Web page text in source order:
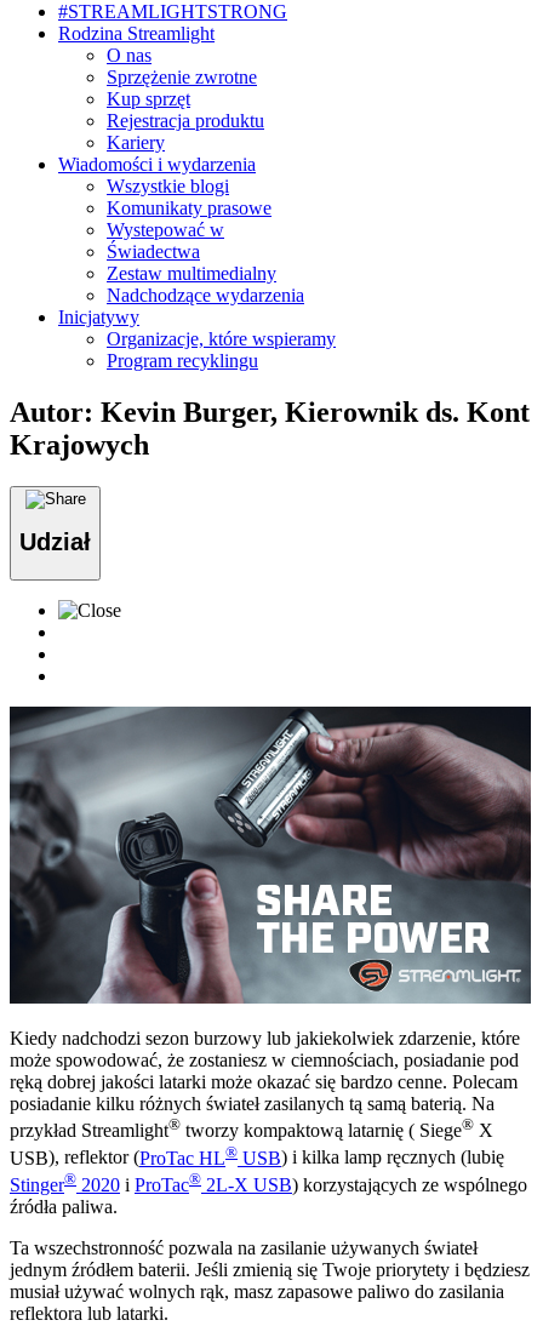
#STREAMLIGHTSTRONG
Rodzina Streamlight
O nas
Sprzężenie zwrotne
Kup sprzęt
Rejestracja produktu
Kariery
Wiadomości i wydarzenia
Wszystkie blogi
Komunikaty prasowe
Wystepować w
Świadectwa
Zestaw multimedialny
Nadchodzące wydarzenia
Inicjatywy
Organizacje, które wspieramy
Program recyklingu
Autor: Kevin Burger, Kierownik ds. Kont
Krajowych
Udział
Kiedy nadchodzi sezon burzowy lub jakiekolwiek zdarzenie, które
może spowodować, że zostaniesz w ciemnościach, posiadanie pod
ręką dobrej jakości latarki może okazać się bardzo cenne. Polecam
posiadanie kilku różnych świateł zasilanych tą samą baterią. Na
przykład Streamlight® tworzy kompaktową latarnię ( Siege® X
USB), reflektor (ProTac HL® USB) i kilka lamp ręcznych (lubię
Stinger® 2020 i ProTac® 2L-X USB) korzystających ze wspólnego
źródła paliwa.
Ta wszechstronność pozwala na zasilanie używanych świateł
jednym źródłem baterii. Jeśli zmienią się Twoje priorytety i będziesz
musiał używać wolnych rąk, masz zapasowe paliwo do zasilania
reflektora lub latarki.